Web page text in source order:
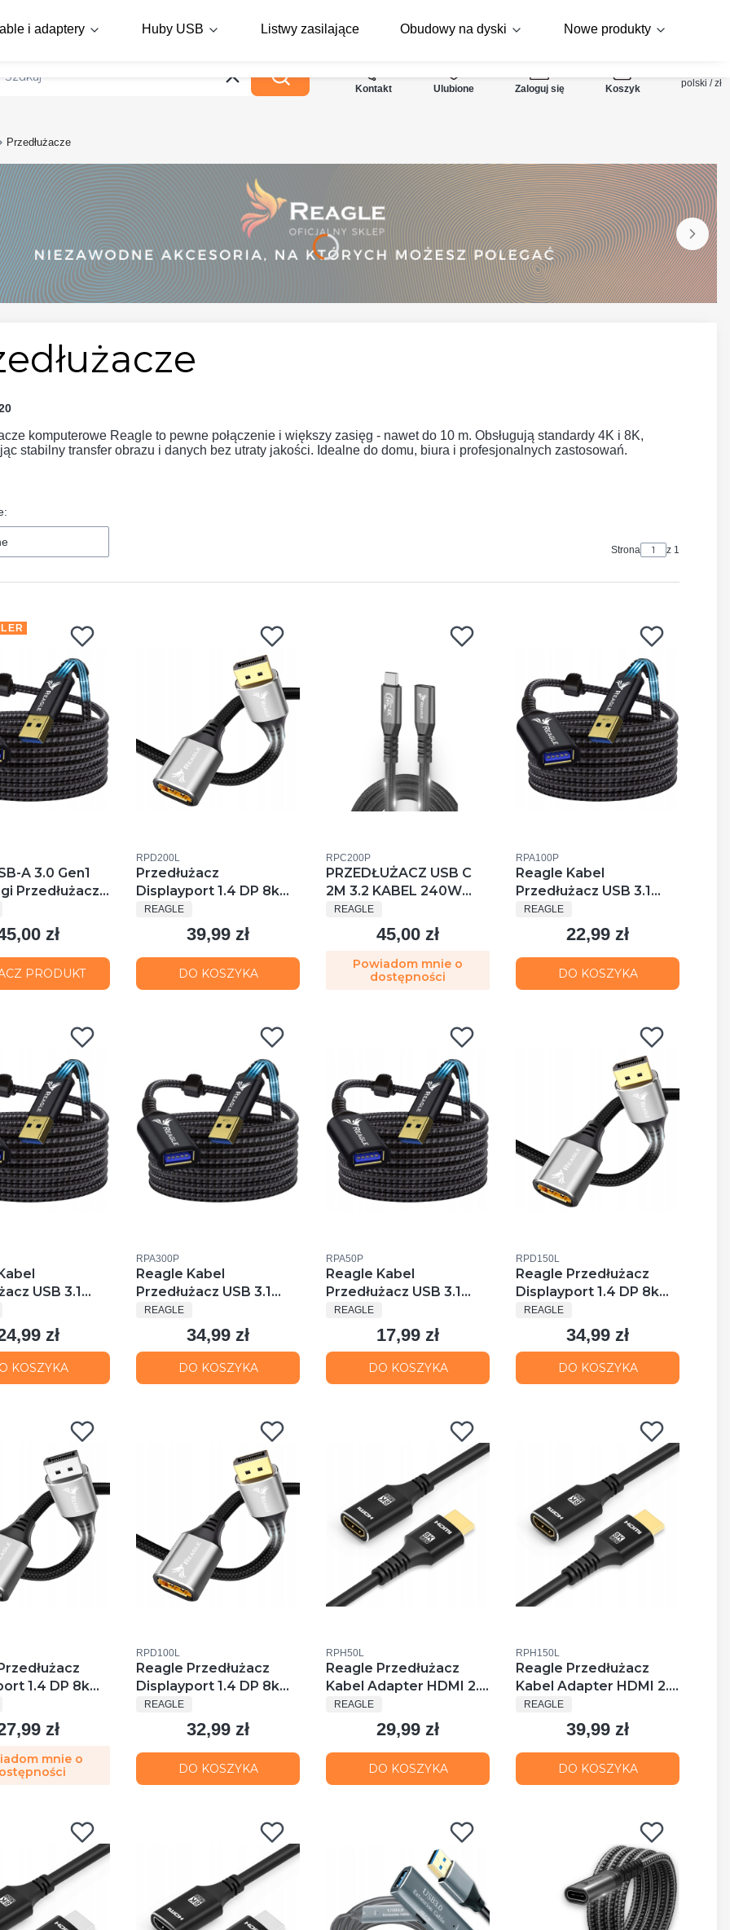
Wyczyść Szukaj
Kontakt Ulubione Zaloguj się Koszyk polski / zł
i adaptery Huby USB Listwy zasilające Obudowy na dyski Nowe produkty
Przedłużacze
komputerowe Reagle to pewne połączenie i większy zasięg - nawet do 10 m. Obsługują standardy 4K i 8K,
stabilny transfer obrazu i danych bez utraty jakości. Idealne do domu, biura i profesjonalnych zastosowań.
Strona z 1
A 3.0 Gen1
Przedłużacz
5Gbps
Danych
zł
PRODUKT
Kod produktu
RPD200L
Przedłużacz
Displayport 1.4 DP 8k
4k@144hz HDr 2m
PRODUCENT
REAGLE
Cena
39,99 zł
DO KOSZYKA
Kod produktu
RPC200P
PRZEDŁUŻACZ USB C
2M 3.2 KABEL 240W
20Gbps 4K 144Hz USB
ADAPTER
THUNDERBOLT
PRODUCENT
REAGLE
Cena
45,00 zł
Powiadom mnie o
dostępności
Kod produktu
RPA100P
Reagle Kabel
Przedłużacz USB 3.1
Gen1 1M USB-A 3.0 5
PRODUCENT
REAGLE
Cena
22,99 zł
DO KOSZYKA
USB 3.1
USB-A 3.0 5
zł
KOSZYKA
Kod produktu
RPA300P
Reagle Kabel
Przedłużacz USB 3.1
Gen1 3M USB-A 3.0 5
PRODUCENT
REAGLE
Cena
34,99 zł
DO KOSZYKA
Kod produktu
RPA50P
Reagle Kabel
Przedłużacz USB 3.1
Gen1 50CM USB-A 3.0 5
PRODUCENT
REAGLE
Cena
17,99 zł
DO KOSZYKA
Kod produktu
RPD150L
Reagle Przedłużacz
Displayport 1.4 DP 8k
4k@144hz 1,5m
PRODUCENT
REAGLE
Cena
34,99 zł
DO KOSZYKA
1.4 DP 8k
50 Cm
zł
mnie o
Kod produktu
RPD100L
Reagle Przedłużacz
Displayport 1.4 DP 8k
4k@144hz HDr 1m
PRODUCENT
REAGLE
Cena
32,99 zł
DO KOSZYKA
Kod produktu
RPH50L
Reagle Przedłużacz
Kabel Adapter HDMI 2.1
4k 144hz 0,5m
PRODUCENT
REAGLE
Cena
29,99 zł
DO KOSZYKA
Kod produktu
RPH150L
Reagle Przedłużacz
Kabel Adapter HDMI 2.1
4k 144hz 1,5m
PRODUCENT
REAGLE
Cena
39,99 zł
DO KOSZYKA